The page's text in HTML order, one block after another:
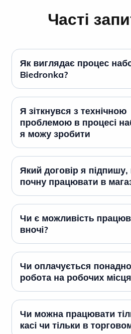
Часті
Як виглядає процес
Biedronka?
Я зіткнувся з технічною
проблемою в процесі
я можу зробити
Який договір я підпишу,
почну працювати в
Чи є можливість
вночі?
Чи оплачується
робота на робочих
Чи можна працювати
касі чи тільки в